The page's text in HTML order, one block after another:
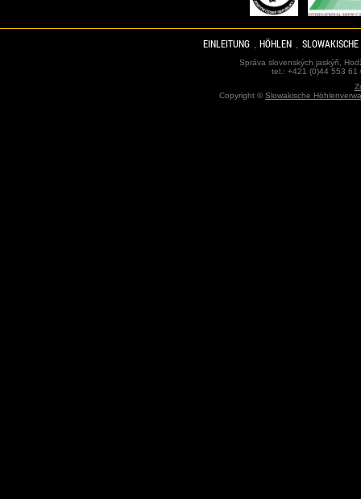
EINLEITUNG HÖHLEN
Správa slovenských jaskýň,
tel.: +421 (0)44 553
Copyright ©Slowakische